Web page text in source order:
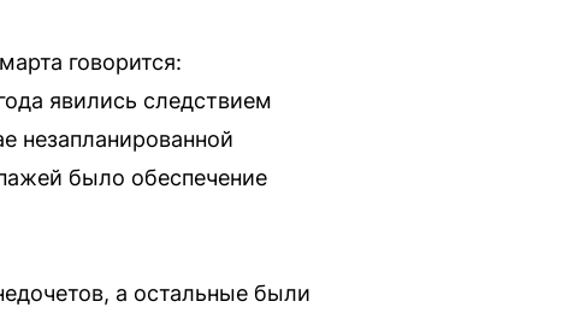
говорится:
явились следствием
незапланированной
было обеспечение
а остальные были